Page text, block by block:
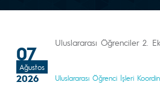
07
Ağustos
2026
Uluslararası Öğrenciler 2.
Uluslararası Öğrenci İşleri